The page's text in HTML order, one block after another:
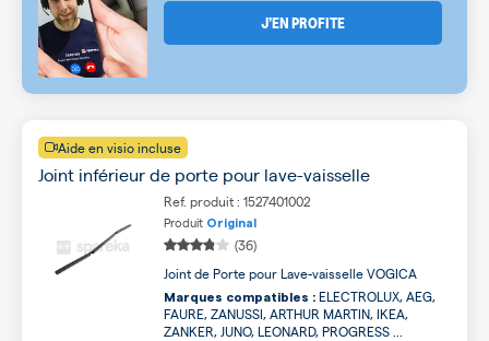
J’EN PROFITE
Aide en visio incluse
Joint inférieur de porte pour lave-vaisselle
Ref. produit : 1527401002
Produit Original
(36)
Joint de Porte pour Lave-vaisselle VOGICA
Marques compatibles : ELECTROLUX, AEG,
FAURE, ZANUSSI, ARTHUR MARTIN, IKEA,
ZANKER, JUNO, LEONARD, PROGRESS ...